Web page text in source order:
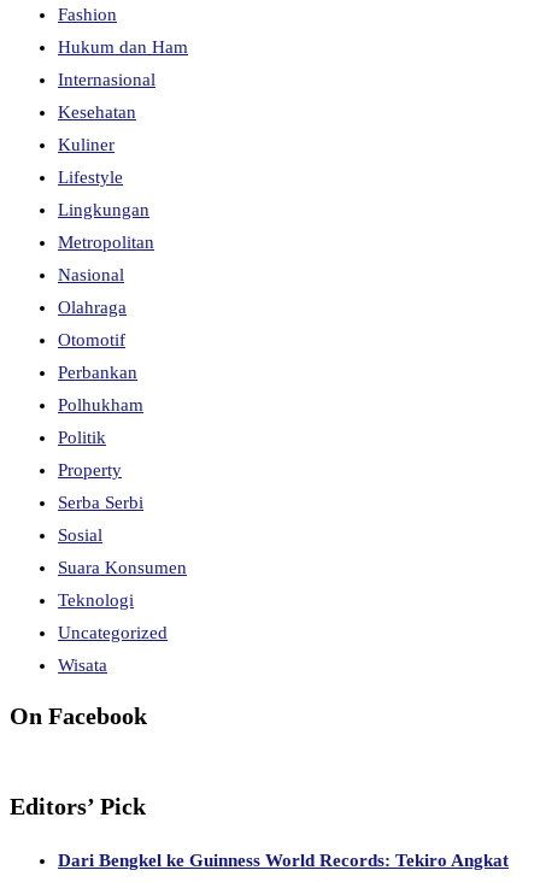
Fashion
Hukum dan Ham
Internasional
Kesehatan
Kuliner
Lifestyle
Lingkungan
Metropolitan
Nasional
Olahraga
Otomotif
Perbankan
Polhukham
Politik
Property
Serba Serbi
Sosial
Suara Konsumen
Teknologi
Uncategorized
Wisata
On Facebook
Editors’ Pick
Dari Bengkel ke Guinness World Records: Tekiro Angkat